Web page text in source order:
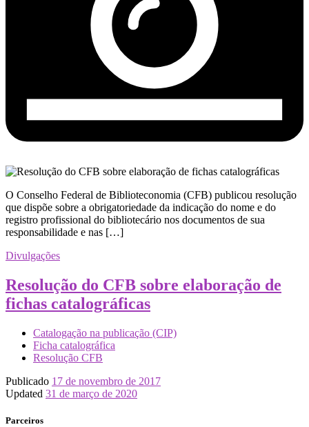
O Conselho Federal de Biblioteconomia (CFB) publicou resolução
que dispõe sobre a obrigatoriedade da indicação do nome e do
registro profissional do bibliotecário nos documentos de sua
responsabilidade e nas […]
Divulgações
Resolução do CFB sobre elaboração de
fichas catalográficas
Catalogação na publicação (CIP)
Ficha catalográfica
Resolução CFB
Publicado 17 de novembro de 2017
Updated 31 de março de 2020
Parceiros